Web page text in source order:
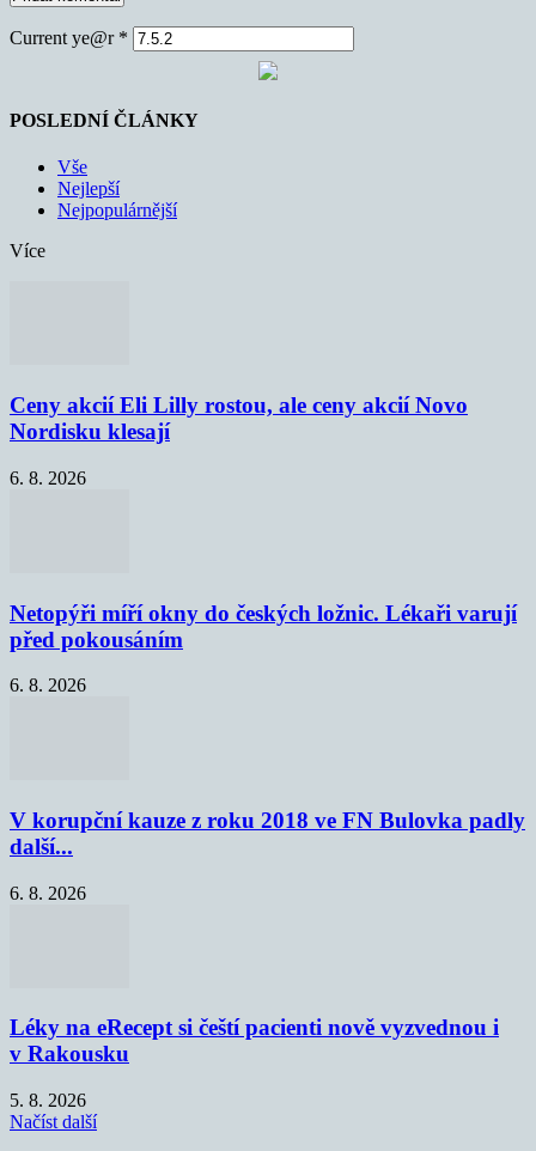
Current ye@r *
POSLEDNÍ ČLÁNKY
Vše
Nejlepší
Nejpopulárnější
Více
Ceny akcií Eli Lilly rostou, ale ceny akcií Novo
Nordisku klesají
6. 8. 2026
Netopýři míří okny do českých ložnic. Lékaři varují
před pokousáním
6. 8. 2026
V korupční kauze z roku 2018 ve FN Bulovka padly
další...
6. 8. 2026
Léky na eRecept si čeští pacienti nově vyzvednou i
v Rakousku
5. 8. 2026
Načíst další